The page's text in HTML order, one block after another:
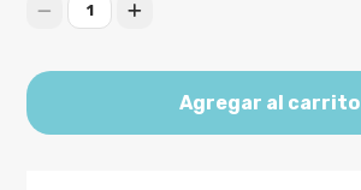
1
Agregar al carrito